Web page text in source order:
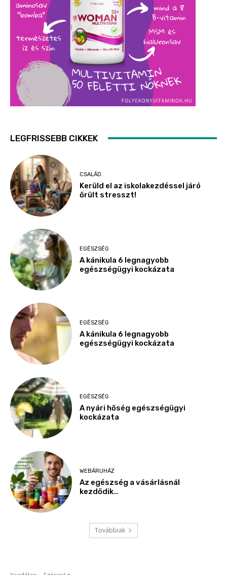
LEGFRISSEBB CIKKEK
CSALÁD
Kerüld el az iskolakezdéssel járó
őrült stresszt!
EGÉSZSÉG
A kánikula 6 legnagyobb
egészségügyi kockázata
EGÉSZSÉG
A kánikula 6 legnagyobb
egészségügyi kockázata
EGÉSZSÉG
A nyári hőség egészségügyi
kockázata
WEBÁRUHÁZ
Az egészség a vásárlásnál
kezdődik…
Továbbiak